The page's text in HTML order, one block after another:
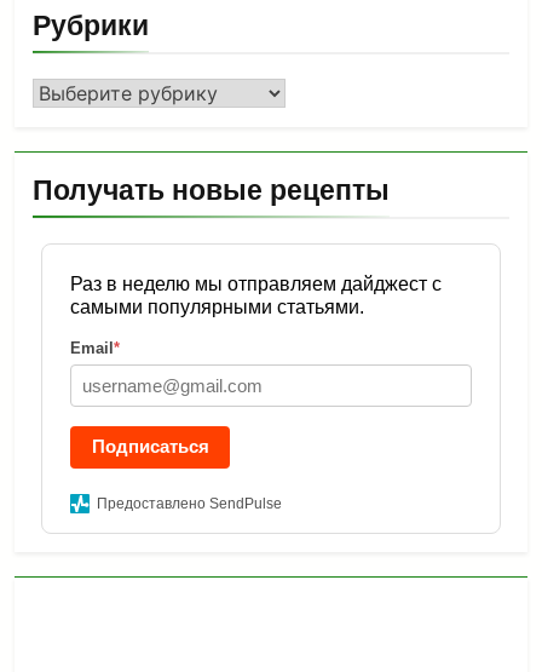
Рубрики
Рубрики
Получать новые рецепты
Раз в неделю мы отправляем дайджест с
самыми популярными статьями.
Email *
Подписаться
Предоставлено SendPulse